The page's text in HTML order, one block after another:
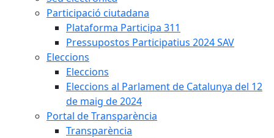
Participació ciutadana
Plataforma Participa 311
Pressupostos Participatius 2024 SAV
Eleccions
Eleccions
Eleccions al Parlament de Catalunya del 12
de maig de 2024
Portal de Transparència
Transparència